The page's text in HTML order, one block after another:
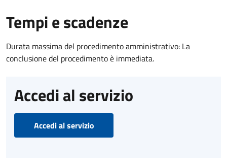
Tempi e scadenze
Durata massima del procedimento amministrativo: La
conclusione del procedimento è immediata.
Accedi al servizio
Accedi al servizio